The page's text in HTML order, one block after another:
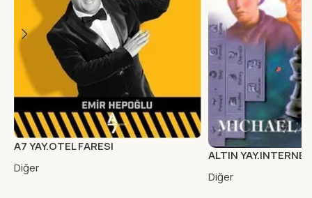
A7 YAY.OTEL FARESI
Diğer
ALTIN
SIHIRLI
Diğer